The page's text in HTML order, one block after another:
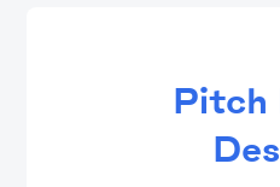
Pitch